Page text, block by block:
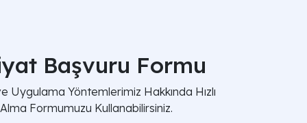
Başvuru Formu
Uygulama Yöntemlerimiz Hakkında Hızlı
Formumuzu Kullanabilirsiniz.